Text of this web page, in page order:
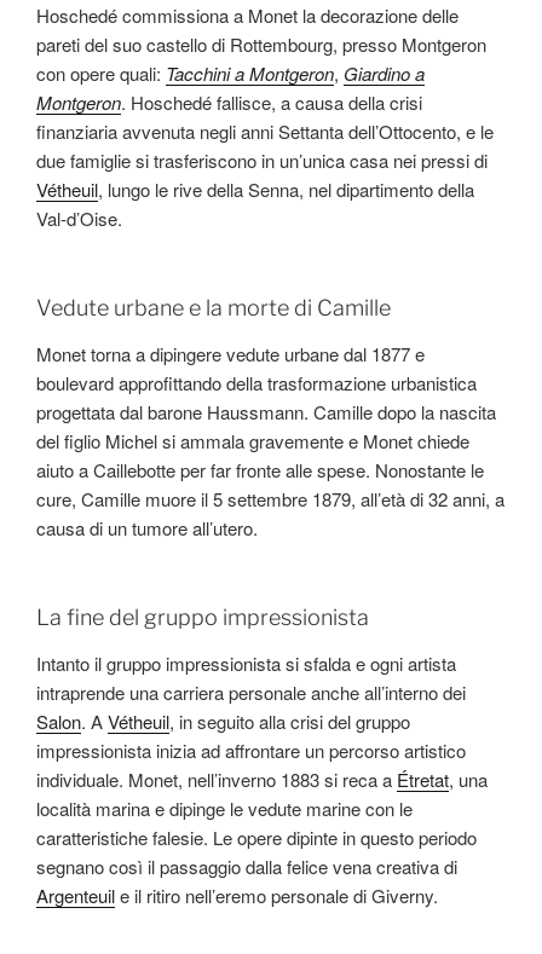
Hoschedé commissiona a Monet la decorazione delle
pareti del suo castello di Rottembourg, presso Montgeron
con opere quali: Tacchini a Montgeron, Giardino a
Montgeron. Hoschedé fallisce, a causa della crisi
finanziaria avvenuta negli anni Settanta dell’Ottocento, e le
due famiglie si trasferiscono in un’unica casa nei pressi di
Vétheuil, lungo le rive della Senna, nel dipartimento della
Val-d’Oise.
Vedute urbane e la morte di Camille
Monet torna a dipingere vedute urbane dal 1877 e
boulevard approfittando della trasformazione urbanistica
progettata dal barone Haussmann. Camille dopo la nascita
del figlio Michel si ammala gravemente e Monet chiede
aiuto a Caillebotte per far fronte alle spese. Nonostante le
cure, Camille muore il 5 settembre 1879, all’età di 32 anni, a
causa di un tumore all’utero.
La fine del gruppo impressionista
Intanto il gruppo impressionista si sfalda e ogni artista
intraprende una carriera personale anche all’interno dei
Salon. AVétheuil, in seguito alla crisi del gruppo
impressionista inizia ad affrontare un percorso artistico
individuale. Monet, nell’inverno 1883 si reca a Étretat, una
località marina e dipinge le vedute marine con le
caratteristiche falesie. Le opere dipinte in questo periodo
segnano così il passaggio dalla felice vena creativa di
Argenteuile il ritiro nell’eremo personale di Giverny.